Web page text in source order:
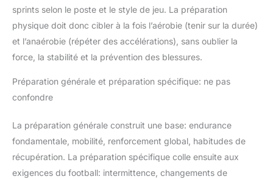
sprints selon le poste et le style de jeu. La préparation
physique doit donc cibler à la fois l’aérobie (tenir sur la durée)
et l’anaérobie (répéter des accélérations), sans oublier la
force, la stabilité et la prévention des blessures.
Préparation générale et préparation spécifique: ne pas
confondre
La préparation générale construit une base: endurance
fondamentale, mobilité, renforcement global, habitudes de
récupération. La préparation spécifique colle ensuite aux
exigences du football: intermittence, changements de